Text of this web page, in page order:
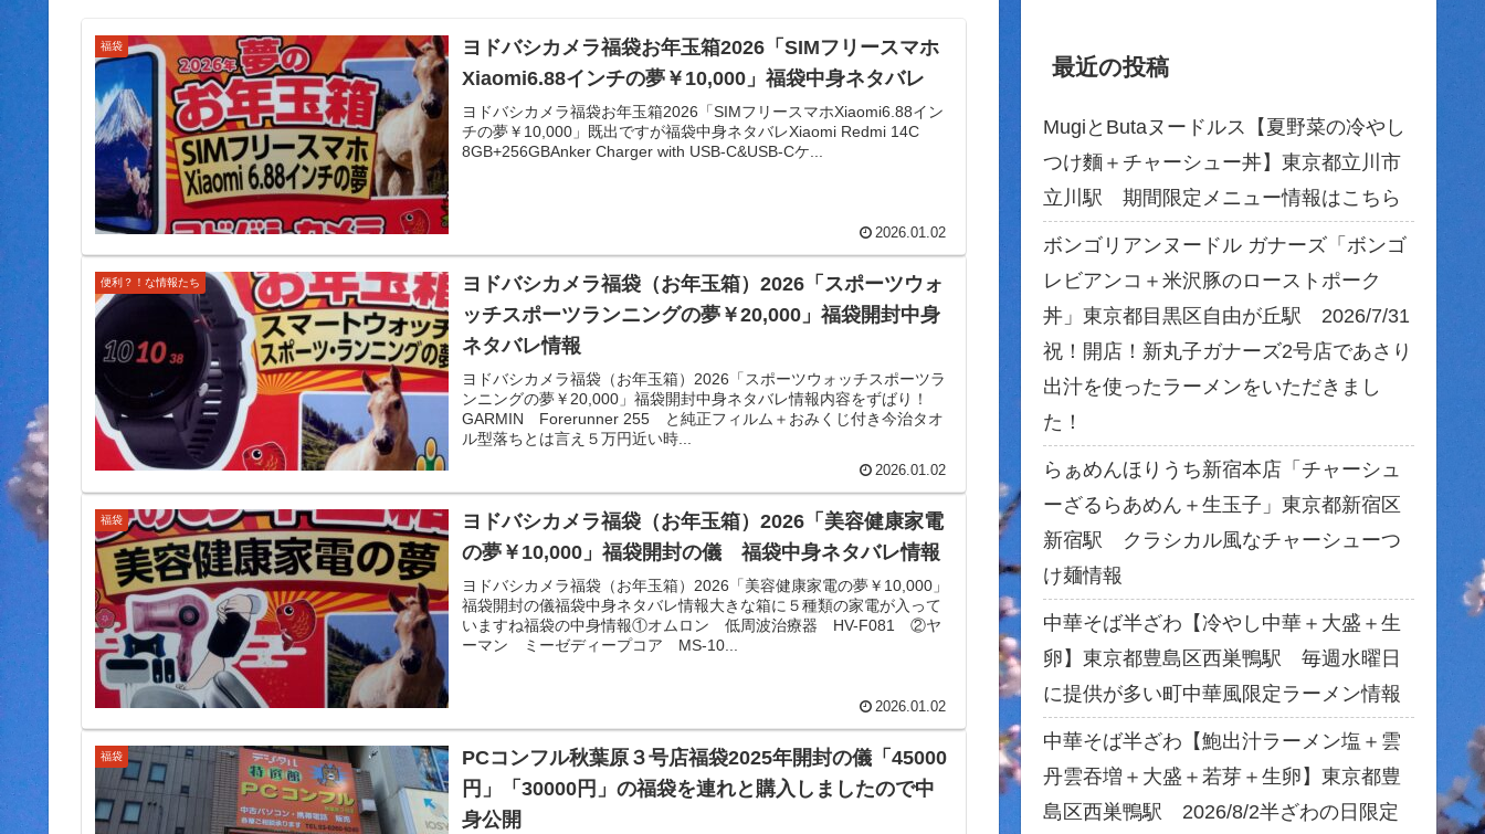
福袋
ヨドバシカメラ福袋お年玉箱2026「SIMフリースマホ
Xiaomi6.88インチの夢￥10,000」福袋中身ネタバレ
ヨドバシカメラ福袋お年玉箱2026「SIMフリースマホXiaomi6.88イン
チの夢￥10,000」既出ですが福袋中身ネタバレXiaomi Redmi 14C
8GB+256GBAnker Charger with USB-C&USB-Cケ...
2026.01.02
便利？！な情報たち
ヨドバシカメラ福袋（お年玉箱）2026「スポーツウォ
ッチスポーツランニングの夢￥20,000」福袋開封中身
ネタバレ情報
ヨドバシカメラ福袋（お年玉箱）2026「スポーツウォッチスポーツラ
ンニングの夢￥20,000」福袋開封中身ネタバレ情報内容をずばり！
GARMIN Forerunner 255 と純正フィルム＋おみくじ付き今治タオ
ル型落ちとは言え５万円近い時...
2026.01.02
福袋
ヨドバシカメラ福袋（お年玉箱）2026「美容健康家電
の夢￥10,000」福袋開封の儀 福袋中身ネタバレ情報
ヨドバシカメラ福袋（お年玉箱）2026「美容健康家電の夢￥10,000」
福袋開封の儀福袋中身ネタバレ情報大きな箱に５種類の家電が入って
いますね福袋の中身情報①オムロン 低周波治療器 HV-F081 ②ヤ
ーマン ミーゼディープコア MS-10...
2026.01.02
福袋
PCコンフル秋葉原３号店福袋2025年開封の儀「45000
円」「30000円」の福袋を連れと購入しましたので中
身公開
最近の投稿
MugiとButaヌードルス【夏野菜の冷やし
つけ麵＋チャーシュー丼】東京都立川市
立川駅 期間限定メニュー情報はこちら
ボンゴリアンヌードル ガナーズ「ボンゴ
レビアンコ＋米沢豚のローストポーク
丼」東京都目黒区自由が丘駅 2026/7/31
祝！開店！新丸子ガナーズ2号店であさり
出汁を使ったラーメンをいただきまし
た！
らぁめんほりうち新宿本店「チャーシュ
ーざるらあめん＋生玉子」東京都新宿区
新宿駅 クラシカル風なチャーシューつ
け麺情報
中華そば半ざわ【冷やし中華＋大盛＋生
卵】東京都豊島区西巣鴨駅 毎週水曜日
に提供が多い町中華風限定ラーメン情報
中華そば半ざわ【鮑出汁ラーメン塩＋雲
丹雲吞増＋大盛＋若芽＋生卵】東京都豊
島区西巣鴨駅 2026/8/2半ざわの日限定